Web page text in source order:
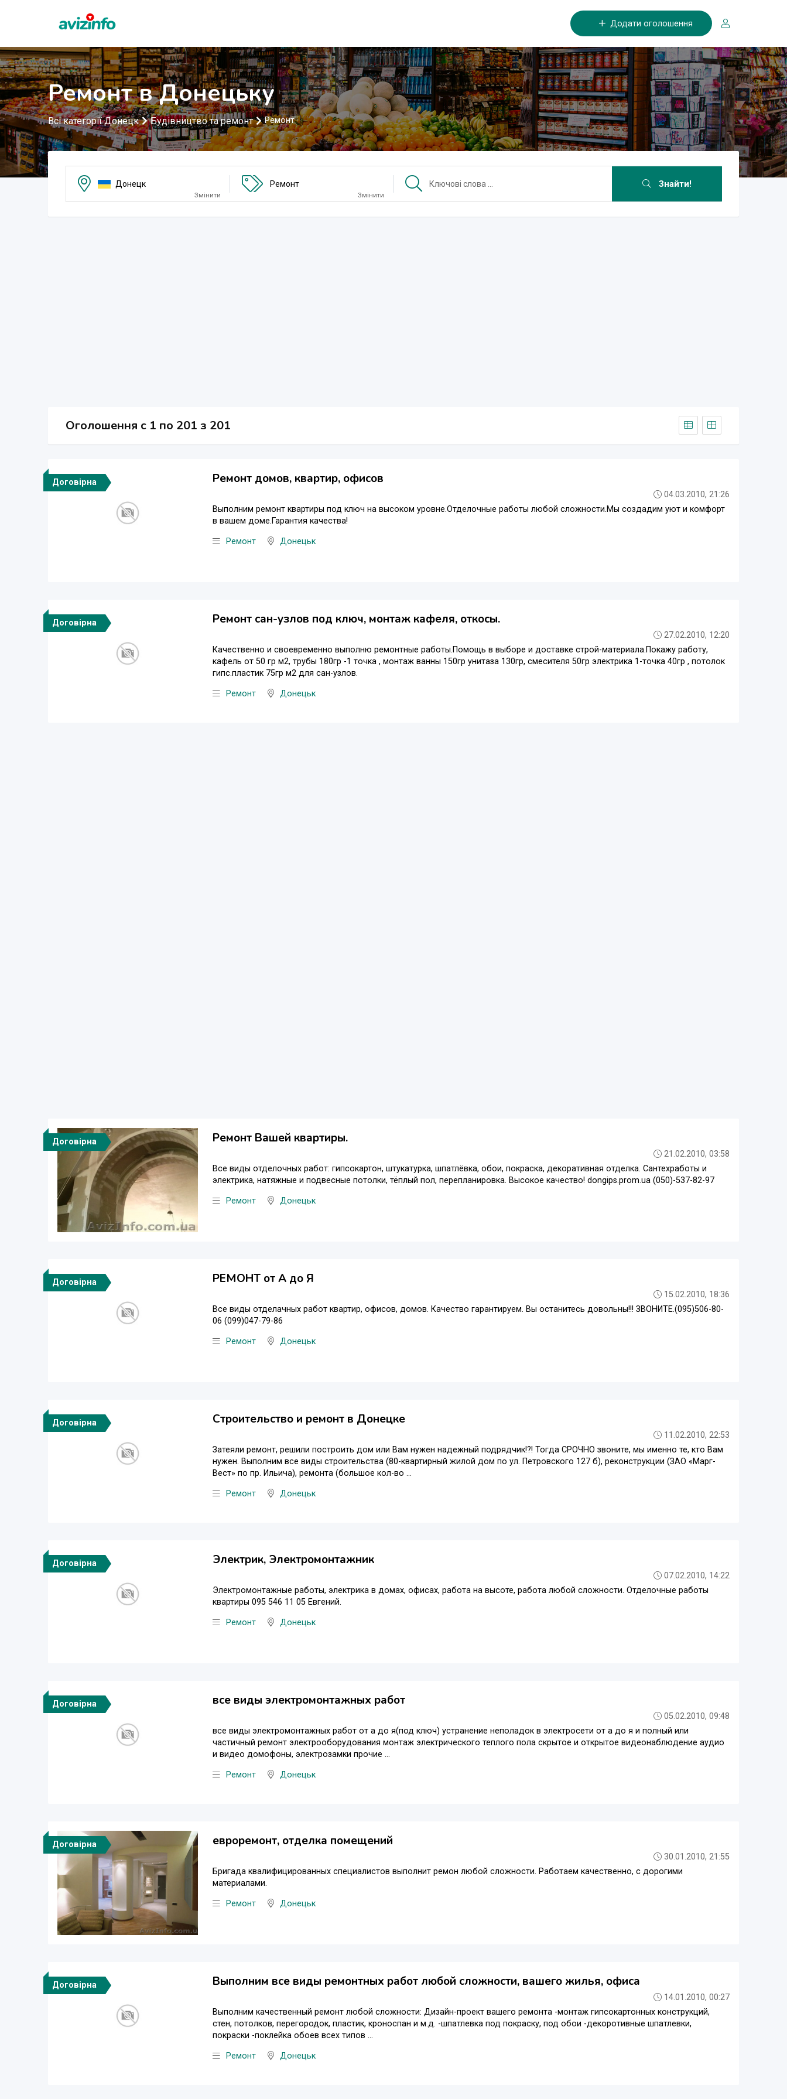
Додати оголошення
Ремонт в Донецьку
Всі категорії Донецк Будівництво та ремонт Ремонт
Донецк
Змінити
Ремонт
Змінити
Знайти!
Оголошення c 1 по 201 з 201
Договірна Ремонт домов, квартир, офисов
04.03.2010, 21:26
Выполним ремонт квартиры под ключ на высоком уровне.Отделочные работы любой сложности.Мы создадим уют и комфорт
в вашем доме.Гарантия качества!
Ремонт Донецьк
Договірна Ремонт сан-узлов под ключ, монтаж кафеля, oткосы.
27.02.2010, 12:20
Качественно и своевременно выполню ремонтные работы.Помощь в выборе и доставке строй-материала.Покажу работу,
кафель от 50 гр м2, трубы 180гр -1 точка , монтаж ванны 150гр унитаза 130гр, смесителя 50гр электрика 1-точка 40гр , потолок
гипс.пластик 75гр м2 для сан-узлов.
Ремонт Донецьк
Договірна Ремонт Вашей квартиры.
21.02.2010, 03:58
Все виды отделочных работ: гипсокартон, штукатурка, шпатлёвка, обои, покраска, декоративная отделка. Сантехработы и
электрика, натяжные и подвесные потолки, тёплый пол, перепланировка. Высокое качество! dongips.prom.ua (050)-537-82-97
Ремонт Донецьк
Договірна РЕМОНТ от А до Я
15.02.2010, 18:36
Все виды отделачных работ квартир, офисов, домов. Качество гарантируем. Вы останитесь довольны!!! ЗВОНИТЕ.(095)506-80-
06 (099)047-79-86
Ремонт Донецьк
Договірна Строительство и ремонт в Донецке
11.02.2010, 22:53
Затеяли ремонт, решили построить дом или Вам нужен надежный подрядчик!?! Тогда СРОЧНО звоните, мы именно те, кто Вам
нужен. Выполним все виды строительства (80-квартирный жилой дом по ул. Петровского 127 б), реконструкции (ЗАО «Марг-
Вест» по пр. Ильича), ремонта (большое кол-во ...
Ремонт Донецьк
Договірна Электрик, Электромонтажник
07.02.2010, 14:22
Электромонтажные работы, электрика в домах, офисах, работа на высоте, работа любой сложности. Отделочные работы
квартиры 095 546 11 05 Евгений.
Ремонт Донецьк
Договірна все виды электромонтажных работ
05.02.2010, 09:48
все виды электромонтажных работ от а до я(под ключ) устранение неполадок в электросети от а до я и полный или
частичный ремонт электрооборудования монтаж электрического теплого пола скрытое и открытое видеонаблюдение аудио
и видео домофоны, электрозамки прочие ...
Ремонт Донецьк
Договірна евроремонт, отделка помещений
30.01.2010, 21:55
Бригада квалифицированных специалистов выполнит ремон любой сложности. Работаем качественно, с дорогими
материалами.
Ремонт Донецьк
Договірна Выполним все виды ремонтных работ любой сложности, вашего жилья, офиса
14.01.2010, 00:27
Выполним качественный ремонт любой сложности: Дизайн-проект вашего ремонта -монтаж гипсокартонных конструкций,
стен, потолков, перегородок, пластик, кроноспан и м.д. -шпатлевка под покраску, под обои -декоротивные шпатлевки,
покраски -поклейка обоев всех типов ...
Ремонт Донецьк